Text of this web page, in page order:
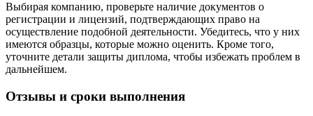
Выбирая компанию, проверьте наличие документов о
регистрации и лицензий, подтверждающих право на
осуществление подобной деятельности. Убедитесь, что у них
имеются образцы, которые можно оценить. Кроме того,
уточните детали защиты диплома, чтобы избежать проблем в
дальнейшем.
Отзывы и сроки выполнения